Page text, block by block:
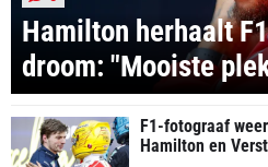
Hamilton herhaalt
droom: "Mooiste
F1-fotograaf
Hamilton en